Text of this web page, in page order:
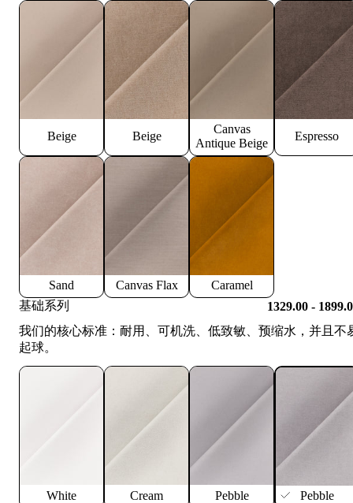
Beige Beige
Canvas
Antique Beige
Espresso
Sand Canvas Flax
Caramel
基础系列
1329.00 -
我们的核心标准：耐用、可机洗、低致敏、预缩水，并且不
起球。
White Cream Pebble Pebble